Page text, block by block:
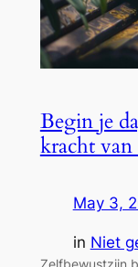
Begin je
kracht
May 3,
in Niet
Zelfbewustzijn